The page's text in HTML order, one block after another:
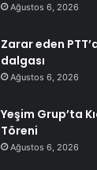
Ağustos 6, 2026
Zarar eden
dalgası
Ağustos 6, 2026
Yeşim Grup’ta
Töreni
Ağustos 6, 2026